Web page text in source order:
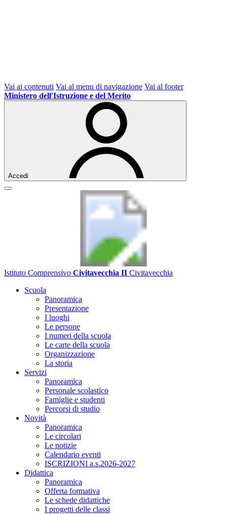
Vai ai contenuti Vai al menu di navigazione Vai al footer
Ministero dell'Istruzione e del Merito
Accedi
Istituto Comprensivo Civitavecchia II Civitavecchia
Scuola
Panoramica
Presentazione
I luoghi
Le persone
I numeri della scuola
Le carte della scuola
Organizzazione
La storia
Servizi
Panoramica
Personale scolastico
Famiglie e studenti
Percorsi di studio
Novità
Panoramica
Le circolari
Le notizie
Calendario eventi
ISCRIZIONI a.s.2026-2027
Didattica
Panoramica
Offerta formativa
Le schede didattiche
I progetti delle classi